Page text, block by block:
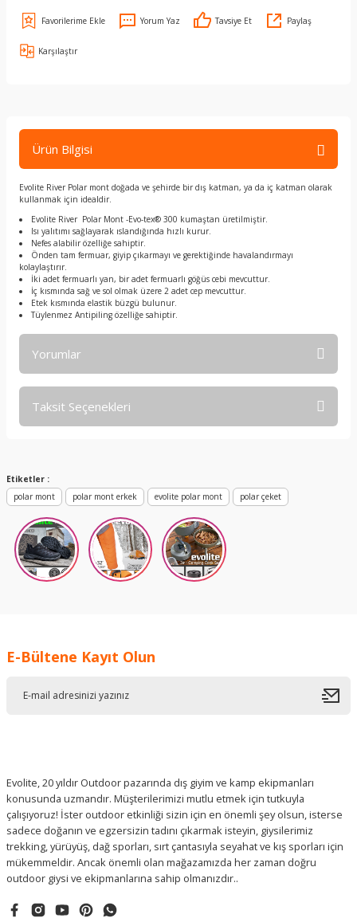
Yorum Yaz Tavsiye Et Paylaş
Karşılaştır
Ürün Bilgisi
Evolite River Polar mont doğada ve şehirde bir dış katman, ya da iç katman olarak
kullanmak için idealdir.
Evolite River Polar Mont -Evo-tex® 300 kumaştan üretilmiştir.
Isı yalıtımı sağlayarak ıslandığında hızlı kurur.
Nefes alabilir özelliğe sahiptir.
Önden tam fermuar, giyip çıkarmayı ve gerektiğinde havalandırmayı
kolaylaştırır. ​​​
İki adet fermuarlı yan, bir adet fermuarlı göğüs cebi mevcuttur.
İç kısmında sağ ve sol olmak üzere 2 adet cep mevcuttur. ​​​
Etek kısmında elastik büzgü bulunur.
Tüylenmez Antipiling özelliğe sahiptir.
Yorumlar
Taksit Seçenekleri
Etiketler :
polar mont
polar mont erkek evolite polar mont polar çeket
E-Bültene Kayıt Olun
Evolite, 20 yıldır Outdoor pazarında dış giyim ve kamp ekipmanları
konusunda uzmandır. Müşterilerimizi mutlu etmek için tutkuyla
çalışıyoruz! İster outdoor etkinliği sizin için en önemli şey olsun, isterse
sadece doğanın ve egzersizin tadını çıkarmak isteyin, giysilerimiz
trekking, yürüyüş, dağ sporları, sırt çantasıyla seyahat ve kış sporları için
mükemmeldir. Ancak önemli olan mağazamızda her zaman doğru
outdoor giysi ve ekipmanlarına sahip olmanızdır..